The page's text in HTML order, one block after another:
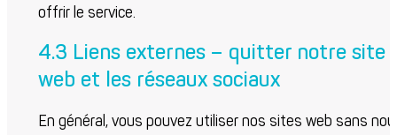
offrir le service.
4.3 Liens externes – quitter notre site
web et les réseaux sociaux
En général, vous pouvez utiliser nos sites web sans